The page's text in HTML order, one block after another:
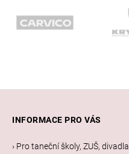
INFORMACE PRO VÁS
› Pro taneční školy, ZUŠ, divadla